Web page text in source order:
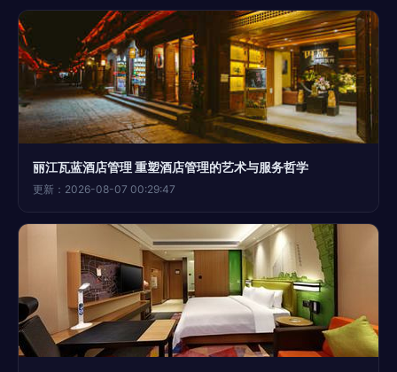
丽江瓦蓝酒店管理 重塑酒店管理的艺术与服务哲学
更新：2026-08-07 00:29:47